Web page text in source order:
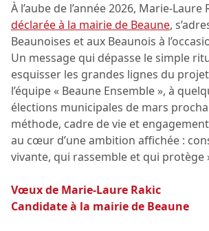
À l’aube de l’année 2026, Marie-Laure
déclarée à la mairie de Beaune,
Beaunoises et aux Beaunois à
Un message qui dépasse le simple
esquisser les grandes lignes du
l’équipe « Beaune Ensemble », à
élections municipales de mars
méthode, cadre de vie et
au cœur d’une ambition affichée :
vivante, qui rassemble et qui protège
Vœux de Marie-Laure Rakic
Candidate à la mairie de Beaune